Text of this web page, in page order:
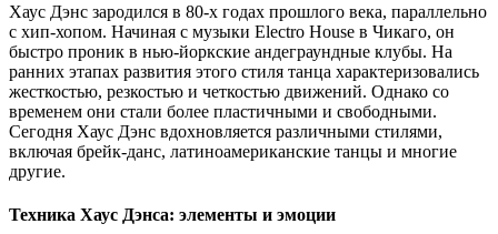
Хаус Дэнс зародился в 80-х годах прошлого века, параллельно
с хип-хопом. Начиная с музыки Electro House в Чикаго, он
быстро проник в нью-йоркские андеграундные клубы. На
ранних этапах развития этого стиля танца характеризовались
жесткостью, резкостью и четкостью движений. Однако со
временем они стали более пластичными и свободными.
Сегодня Хаус Дэнс вдохновляется различными стилями,
включая брейк-данс, латиноамериканские танцы и многие
другие.
Техника Хаус Дэнса: элементы и эмоции